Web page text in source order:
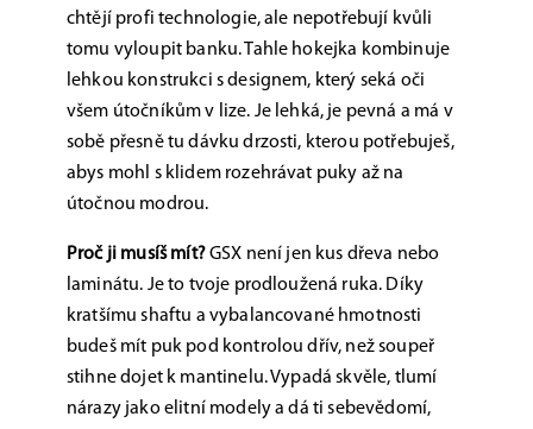
chtějí profi technologie, ale nepotřebují kvůli
tomu vyloupit banku. Tahle hokejka kombinuje
lehkou konstrukci s designem, který seká oči
všem útočníkům v lize. Je lehká, je pevná a má v
sobě přesně tu dávku drzosti, kterou potřebuješ,
abys mohl s klidem rozehrávat puky až na
útočnou modrou.
Proč ji musíš mít?GSX není jen kus dřeva nebo
laminátu. Je to tvoje prodloužená ruka. Díky
kratšímu shaftu a vybalancované hmotnosti
budeš mít puk pod kontrolou dřív, než soupeř
stihne dojet k mantinelu. Vypadá skvěle, tlumí
nárazy jako elitní modely a dá ti sebevědomí,